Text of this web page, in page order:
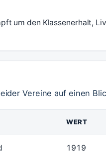
um den Klassenerhalt,
Vereine auf einen
WERT
1919